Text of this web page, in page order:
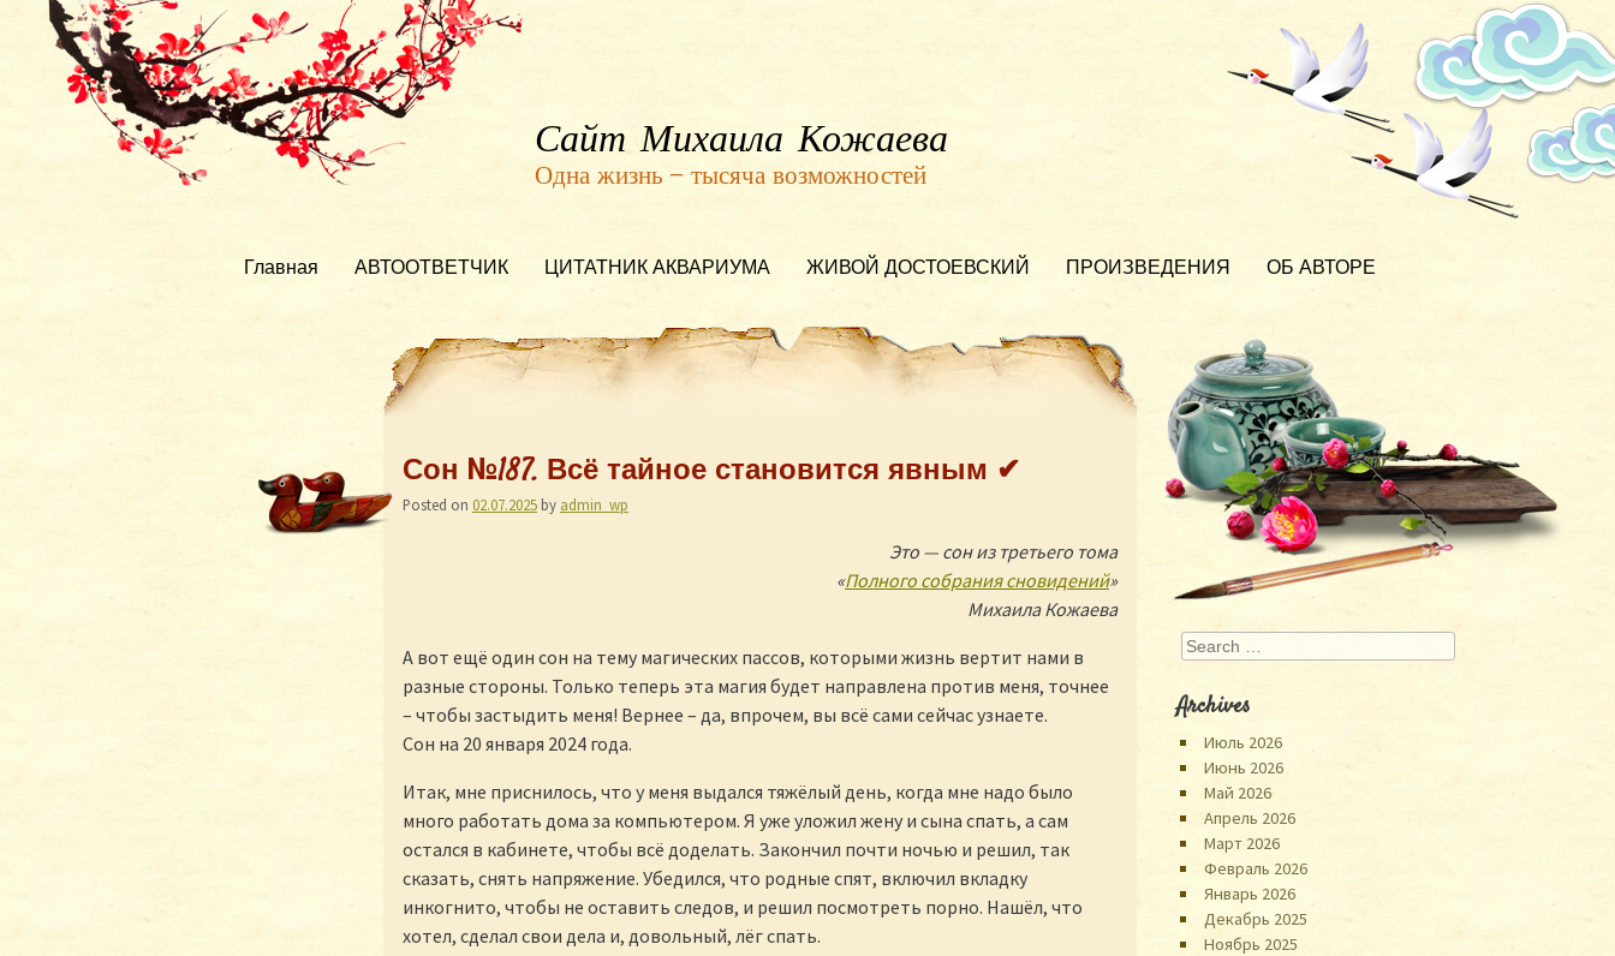
Сайт Михаила Кожаева
Одна жизнь — тысяча возможностей
Главная АВТООТВЕТЧИК ЦИТАТНИК АКВАРИУМА ЖИВОЙ ДОСТОЕВСКИЙ ПРОИЗВЕДЕНИЯ ОБ АВТОРЕ
Сон №187. Всё тайное становится явным ✔
Posted on 02.07.2025 by admin_wp
Это — сон из третьего тома
«Полного собрания сновидений»
Михаила Кожаева
А вот ещё один сон на тему магических пассов, которыми жизнь вертит нами в
разные стороны. Только теперь эта магия будет направлена против меня, точнее
– чтобы застыдить меня! Вернее – да, впрочем, вы всё сами сейчас узнаете.
Сон на 20 января 2024 года.
Итак, мне приснилось, что у меня выдался тяжёлый день, когда мне надо было
много работать дома за компьютером. Я уже уложил жену и сына спать, а сам
остался в кабинете, чтобы всё доделать. Закончил почти ночью и решил, так
сказать, снять напряжение. Убедился, что родные спят, включил вкладку
инкогнито, чтобы не оставить следов, и решил посмотреть порно. Нашёл, что
хотел, сделал свои дела и, довольный, лёг спать.
Search
Archives
Июль 2026
Июнь 2026
Май 2026
Апрель 2026
Март 2026
Февраль 2026
Январь 2026
Декабрь 2025
Ноябрь 2025